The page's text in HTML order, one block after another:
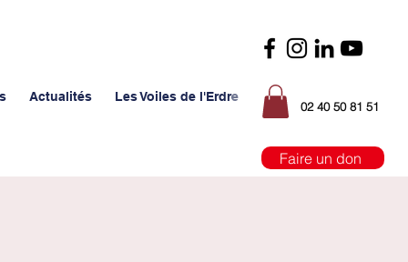
Actualités Les Voiles de l'Erdre
02 40 50 81 51
Faire un don